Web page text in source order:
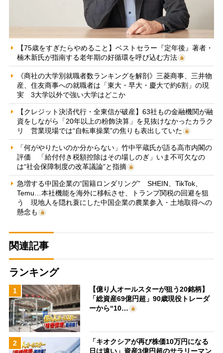
【75歳をすぎたらやめること】ベストセラー『定年後』著者・
楠木新氏が指南する老年期の好循環を呼び込む方法
《商社の大学別就職者数ランキングを解剖》三菱商事、三井物
産、住友商事への就職者は「東大・早大・慶大で約6割」の現
実 3大学以外で強い大学はどこか
【クレジット決済代行・全東信が破産】63社もの金融機関が融
資をしながら「20年以上の粉飾決算」を見抜けなかったカラク
リ 営業現場では“自転車操業”の焦りも表出していた
「何がやりたいのか分からない」竹中平蔵氏が語る高市内閣の
評価 「給付付き税額控除はその場しのぎ」いま不可欠なの
は“社会保障制度の改革議論”と指摘
急増する中国企業の“国籍ロンダリング” SHEIN、TikTok、
Temu…本社機能を海外に移転させ、トランプ関税の回避を狙
う 現地人を隠れ蓑にした中国企業の農業参入・土地取得への
懸念も
関連記事
ランキング
1
【億り人オールスターが狙う20銘柄】
「総資産69億円超」90歳現役トレーダ
ーから“10…
2
「キオクシアが再び株価10万円になる
日は遠い」資産3億円超のサラリーマン